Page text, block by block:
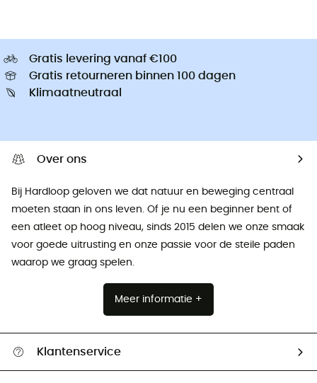
Gratis levering vanaf €100
Gratis retourneren binnen 100 dagen
Klimaatneutraal
Over ons
Bij Hardloop geloven we dat natuur en beweging centraal
moeten staan ​​in ons leven. Of je nu een beginner bent of
een atleet op hoog niveau, sinds 2015 delen we onze smaak
voor goede uitrusting en onze passie voor de steile paden
waarop we graag spelen.
Meer informatie +
Klantenservice